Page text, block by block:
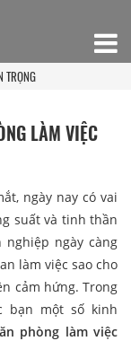
TRỌNG
LÀM VIỆC
ngày nay có vai
suất và tinh thần
nghiệp ngày càng
làm việc sao cho
cảm hứng. Trong
bạn một số kinh
phòng làm việc